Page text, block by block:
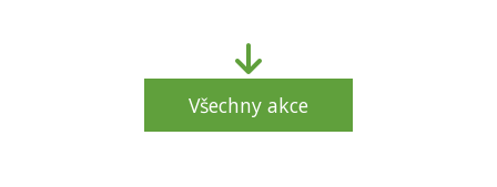
Všechny akce